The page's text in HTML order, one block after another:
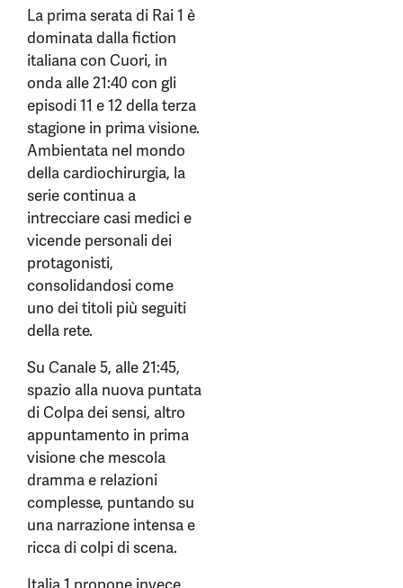
La prima serata di Rai 1 è
dominata dalla fiction
italiana con Cuori, in
onda alle 21:40 con gli
episodi 11 e 12 della terza
stagione in prima visione.
Ambientata nel mondo
della cardiochirurgia, la
serie continua a
intrecciare casi medici e
vicende personali dei
protagonisti,
consolidandosi come
uno dei titoli più seguiti
della rete.
Su Canale 5, alle 21:45,
spazio alla nuova puntata
di Colpa dei sensi, altro
appuntamento in prima
visione che mescola
dramma e relazioni
complesse, puntando su
una narrazione intensa e
ricca di colpi di scena.